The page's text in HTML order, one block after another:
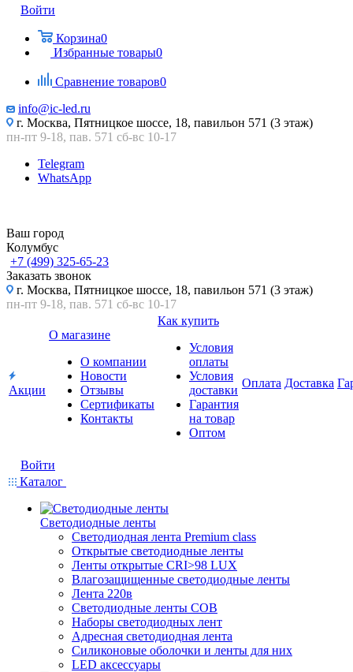
Войти
Корзина0
Избранные товары0
Сравнение товаров0
info@ic-led.ru
г. Москва, Пятницкое шоссе, 18, павильон 571 (3 этаж)
пн-пт 9-18, пав. 571 сб-вс 10-17
Telegram
WhatsApp
Ваш город
Колумбус
+7 (499) 325-65-23
Заказать звонок
г. Москва, Пятницкое шоссе, 18, павильон 571 (3 этаж)
пн-пт 9-18, пав. 571 сб-вс 10-17
Акции
О магазине
О компании
Новости
Отзывы
Сертификаты
Контакты
Как купить
Условия
оплаты
Условия
доставки
Гарантия
на товар
Оптом
Оплата Доставка
Войти
Каталог
Светодиодные ленты
Светодиодная лента Premium class
Открытые светодиодные ленты
Ленты открытые CRI>98 LUX
Влагозащищенные светодиодные ленты
Лента 220в
Светодиодные ленты COB
Наборы светодиодных лент
Адресная светодиодная лента
Силиконовые оболочки и ленты для них
LED аксессуары